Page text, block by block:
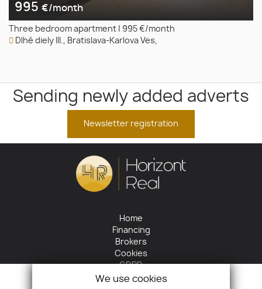
995 €/month
Three bedroom apartment
995 €/month
Dlhé diely III., Bratislava-Karlova Ves,
Sending newly added adverts
Newsletter registration
Home
Financing
Brokers
Cookies
GDPR
Return policy
We use cookies